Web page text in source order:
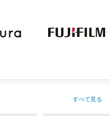
すべて見る